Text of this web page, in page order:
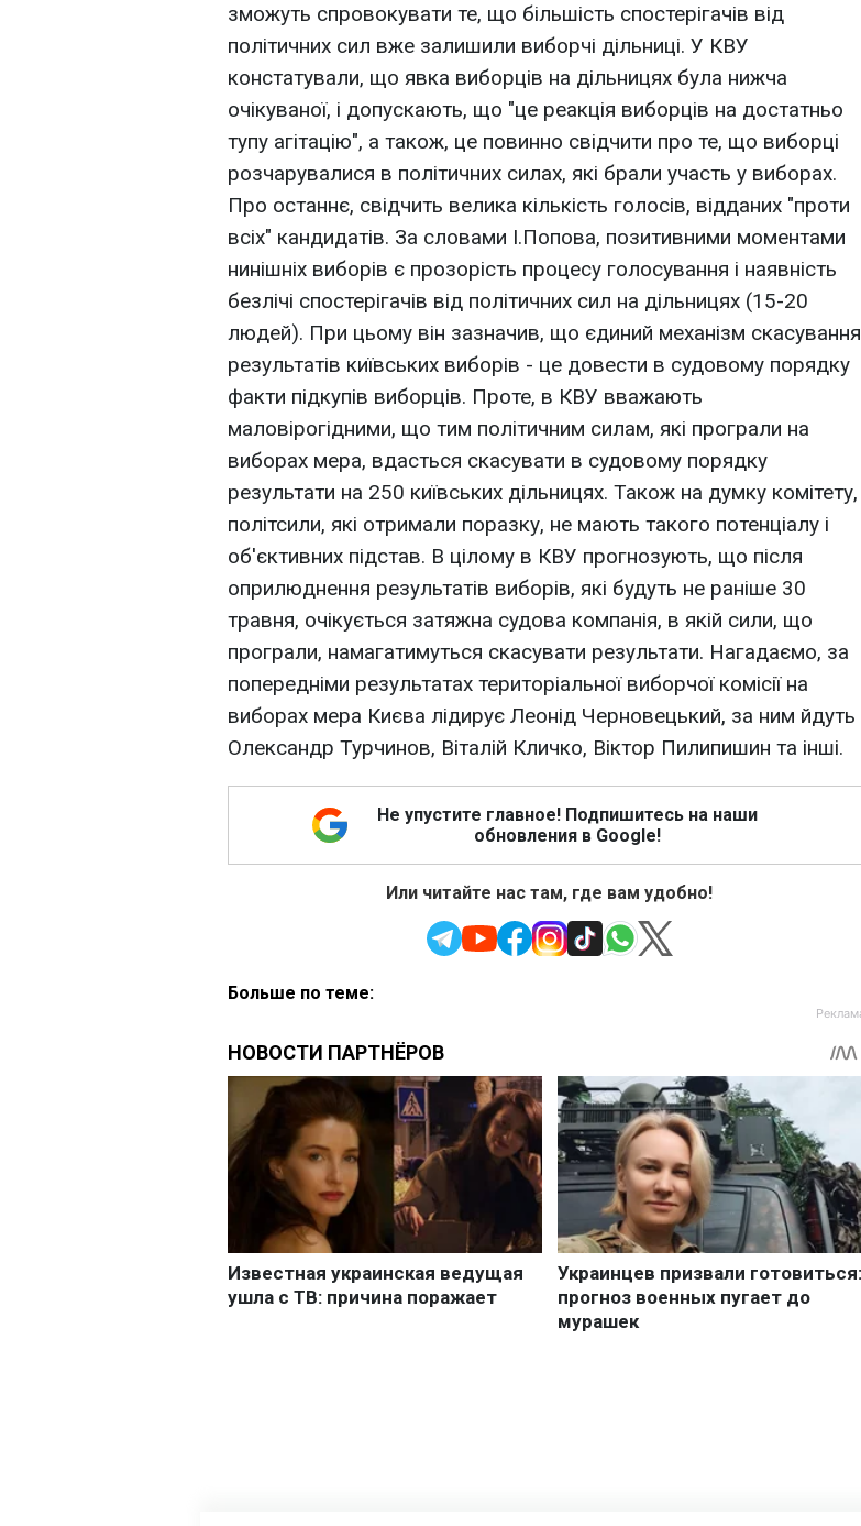
зможуть спровокувати те, що більшість спостерігачів від
політичних сил вже залишили виборчі дільниці. У КВУ
констатували, що явка виборців на дільницях була нижча
очікуваної, і допускають, що "це реакція виборців на достатньо
тупу агітацію", а також, це повинно свідчити про те, що виборці
розчарувалися в політичних силах, які брали участь у виборах.
Про останнє, свідчить велика кількість голосів, відданих "проти
всіх" кандидатів. За словами І.Попова, позитивними моментами
нинішніх виборів є прозорість процесу голосування і наявність
безлічі спостерігачів від політичних сил на дільницях (15-20
людей). При цьому він зазначив, що єдиний механізм скасування
результатів київських виборів - це довести в судовому порядку
факти підкупів виборців. Проте, в КВУ вважають
маловірогідними, що тим політичним силам, які програли на
виборах мера, вдасться скасувати в судовому порядку
результати на 250 київських дільницях. Також на думку комітету,
політсили, які отримали поразку, не мають такого потенціалу і
об'єктивних підстав. В цілому в КВУ прогнозують, що після
оприлюднення результатів виборів, які будуть не раніше 30
травня, очікується затяжна судова компанія, в якій сили, що
програли, намагатимуться скасувати результати. Нагадаємо, за
попередніми результатах територіальної виборчої комісії на
виборах мера Києва лідирує Леонід Черновецький, за ним йдуть
Олександр Турчинов, Віталій Кличко, Віктор Пилипишин та інші.
Не упустите главное! Подпишитесь на наши
обновления в Google!
Или читайте нас там, где вам удобно!
Больше по теме: